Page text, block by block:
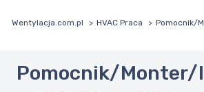
Wentylacja.com.pl HVAC Praca Pomocnik/
Pomocnik/